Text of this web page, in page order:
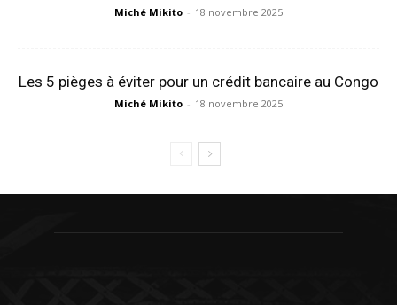
Miché Mikito - 18 novembre 2025
Les 5 pièges à éviter pour un crédit bancaire au Congo
Miché Mikito - 18 novembre 2025